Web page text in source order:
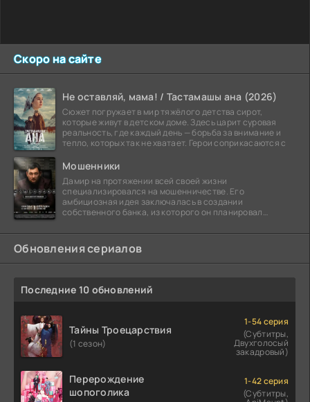
Скоро на сайте
Не оставляй, мама! / Тастамашы ана (2026)
Сюжет погружает в мир тяжёлого детства сирот,
которые живут в детском доме. Здесь царит суровая
реальность, где каждый день — борьба за внимание и
тепло, которых так не хватает. Герои соприкасаются с
Мошенники
Дамир на протяжении всей своей жизни
специализировался на мошенничестве. Его
амбициозная идея заключалась в создании
собственного банка, из которого он планировал
Обновления сериалов
Последние 10 обновлений
Тайны Троецарствия
(1 сезон)
1-54 серия
(Субтитры,
Двухголосый
закадровый)
Перерождение
шопоголика
1-42 серия
(Субтитры,